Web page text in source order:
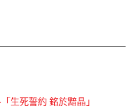
生死誓約 銘於黯晶」